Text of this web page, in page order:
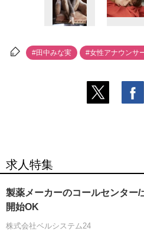
#田中みな実 #女性アナウンサ
求人特集
製薬メーカーのコールセンター/
開始OK
株式会社ベルシステム24